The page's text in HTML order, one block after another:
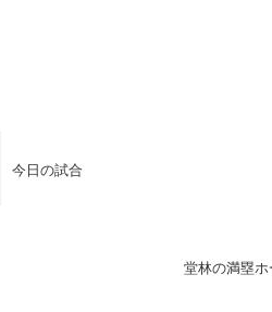
今日の試合
堂林の満塁ホ